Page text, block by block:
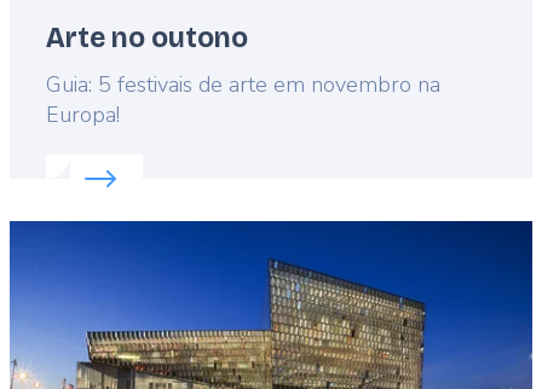
Arte no outono
Lead
Guia: 5 festivais de arte em novembro na
Europa!
Read more about: